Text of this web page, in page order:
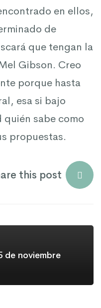
en ellos,
de
que tengan la
Gibson. Creo
porque hasta
esa si bajo
sabe como
propuestas.
this post
de noviembre